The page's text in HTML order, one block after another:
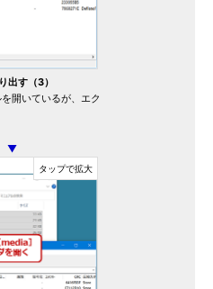
出す（3）
開いているが、エク
▼